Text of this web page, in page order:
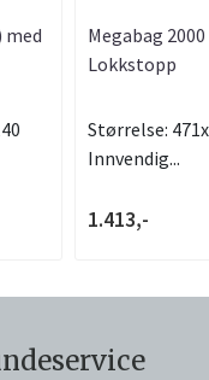
med
Megabag
Lokkstopp
Størrelse:
Innvendig...
1.413,-